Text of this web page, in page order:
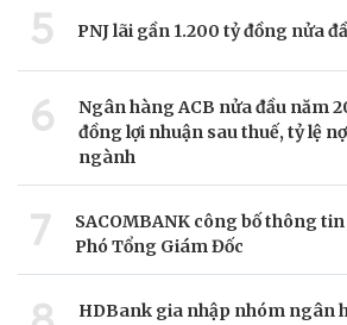
5 PNJ lãi gần 1.200 tỷ đồng nửa
6
Ngân hàng ACB nửa đầu năm
đồng lợi nhuận sau thuế, tỷ lệ
ngành
7
SACOMBANK công bố thông
Phó Tổng Giám Đốc
HDBank gia nhập nhóm ngân